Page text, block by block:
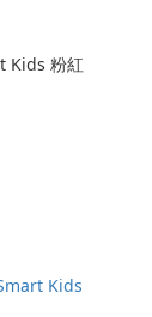
Kids 粉紅